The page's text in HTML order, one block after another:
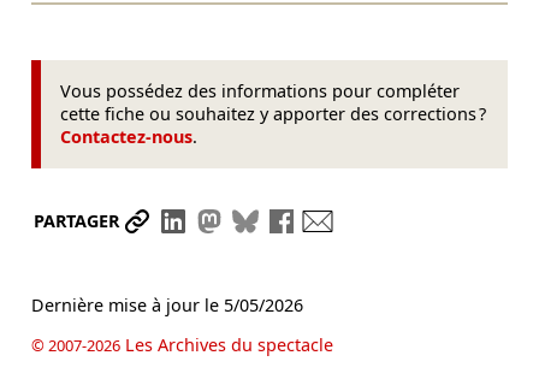
Vous possédez des informations pour compléter
cette fiche ou souhaitez y apporter des corrections ?
Contactez-nous.
PARTAGER Partager le lien
Partager sur LinkedIn
Partager sur Mastodon
Partager sur Bluesky
Partager sur Facebook
Dernière mise à jour le 5/05/2026
© 2007-2026Les Archives du spectacle